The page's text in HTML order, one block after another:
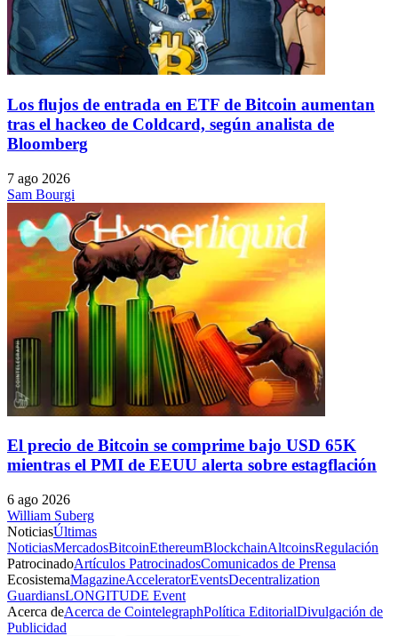
Los flujos de entrada en ETF de Bitcoin aumentan
tras el hackeo de Coldcard, según analista de
Bloomberg
7 ago 2026
Sam Bourgi
El precio de Bitcoin se comprime bajo USD 65K
mientras el PMI de EEUU alerta sobre estagflación
6 ago 2026
William Suberg
NoticiasÚltimas
NoticiasMercadosBitcoinEthereumBlockchainAltcoinsRegulación
PatrocinadoArtículos PatrocinadosComunicados de Prensa
EcosistemaMagazineAcceleratorEventsDecentralization
GuardiansLONGITUDE Event
Acerca deAcerca de CointelegraphPolítica EditorialDivulgación de
Publicidad